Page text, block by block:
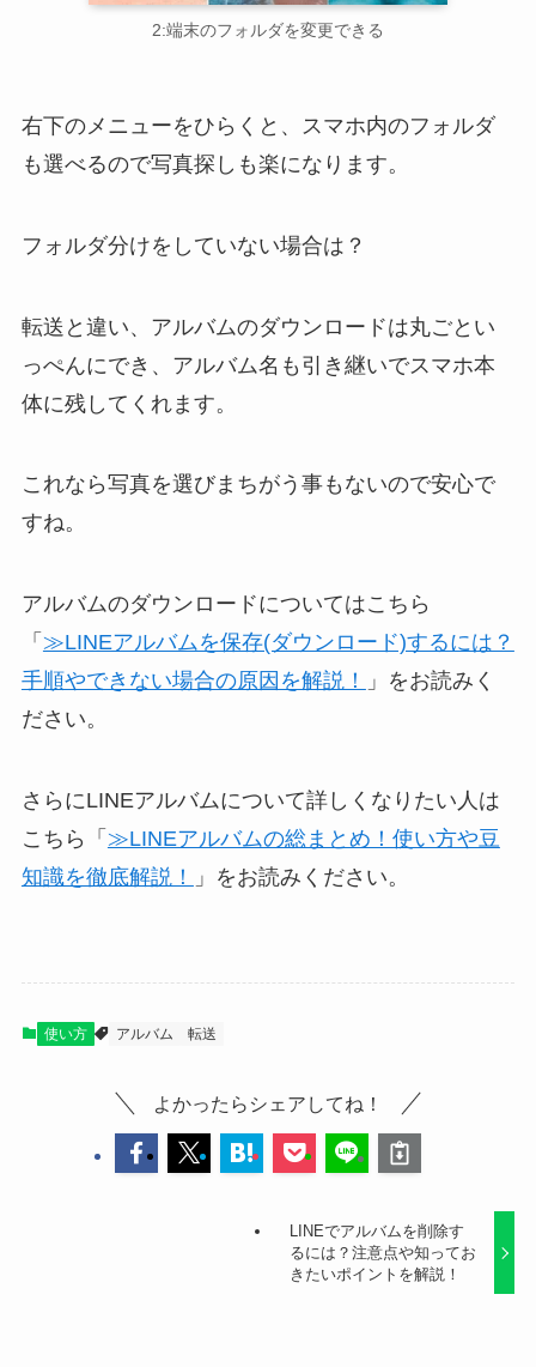
2:端末のフォルダを変更できる
右下のメニューをひらくと、スマホ内のフォルダ
も選べるので写真探しも楽になります。
フォルダ分けをしていない場合は？
転送と違い、アルバムのダウンロードは丸ごとい
っぺんにでき、アルバム名も引き継いでスマホ本
体に残してくれます。
これなら写真を選びまちがう事もないので安心で
すね。
アルバムのダウンロードについてはこちら
「 ≫LINEアルバムを保存(ダウンロード)するには？
手順やできない場合の原因を解説！
」をお読みく
ださい。
さらにLINEアルバムについて詳しくなりたい人は
こちら「 ≫LINEアルバムの総まとめ！使い方や豆
知識を徹底解説！
」をお読みください。
使い方 アルバム 転送
よかったらシェアしてね！
LINEでアルバムを削除す
るには？注意点や知ってお
きたいポイントを解説！